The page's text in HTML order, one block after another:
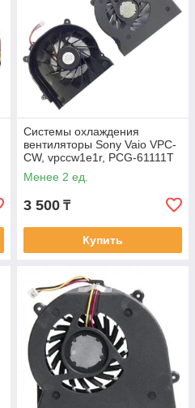
Системы охлаждения
вентиляторы Sony Vaio VPC-
CW, vpccw1e1r, PCG-61111T
UDQFRZH13CF0, 300-0001-
1191, 3pin,
Менее 2 ед.
3 500 ₸
Купить